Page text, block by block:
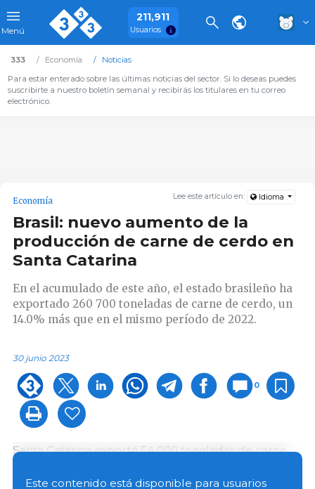
Menú
211,911
Usuarios
333 Economía
Noticias
Para estar enterado sobre las últimas noticias del sector. Si lo deseas puedes
suscribirte a nuestro boletín semanal y recibirás los titulares en tu correo
electrónico.
Lee este artículo en: Idioma
Economía
Brasil: nuevo aumento de la
producción de carne de cerdo en
Santa Catarina
En el acumulado de este año, el estado brasileño ha
exportado 260 700 toneladas de carne de cerdo, un
14.0% más que en el mismo período de 2022.
30 junio 2023
0
Santa Catarina exportó 54 000 toneladas de carne
un 4.6% menos que las exportaciones del mes
Este contenido está disponible para usuarios